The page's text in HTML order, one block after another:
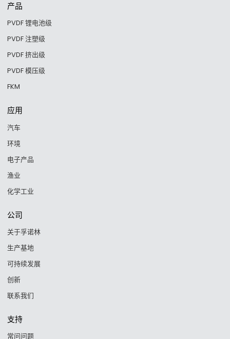
产品
PVDF 锂电池级
PVDF 注塑级
PVDF 挤出级
PVDF 模压级
FKM
应用
汽车
环境
电子产品
渔业
化学工业
公司
关于孚诺林
生产基地
可持续发展
创新
联系我们
支持
常问问题